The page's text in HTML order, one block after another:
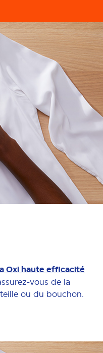
Oxi haute efficacité
vous de la
ou du bouchon.